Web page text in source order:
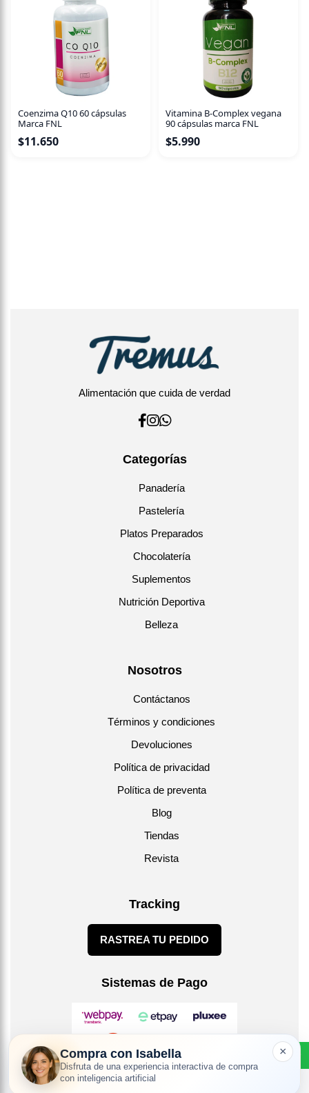
Coenzima Q10 60 cápsulas
Marca FNL
$11.650
Vitamina B-Complex vegana
90 cápsulas marca FNL
$5.990
Alimentación que cuida de verdad
Categorías
Panadería
Pastelería
Platos Preparados
Chocolatería
Suplementos
Nutrición Deportiva
Belleza
Nosotros
Contáctanos
Términos y condiciones
Devoluciones
Política de privacidad
Política de preventa
Blog
Tiendas
Revista
Tracking
RASTREA TU PEDIDO
Sistemas de Pago